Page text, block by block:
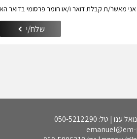
אני מאשר/ת קבלת דואר ו/או חומר פרסומי בדואר
שלח/י
| טל: 050-5212290